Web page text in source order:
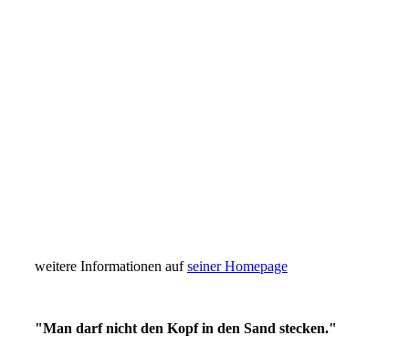
weitere Informationen aufseiner Homepage
"Man darf nicht den Kopf in den Sand stecken."